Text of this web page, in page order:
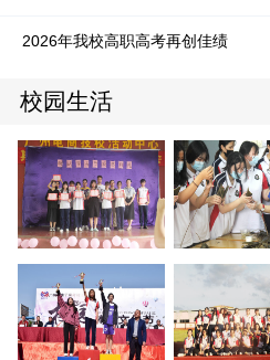
2026年我校高职高考再创佳绩
校园生活